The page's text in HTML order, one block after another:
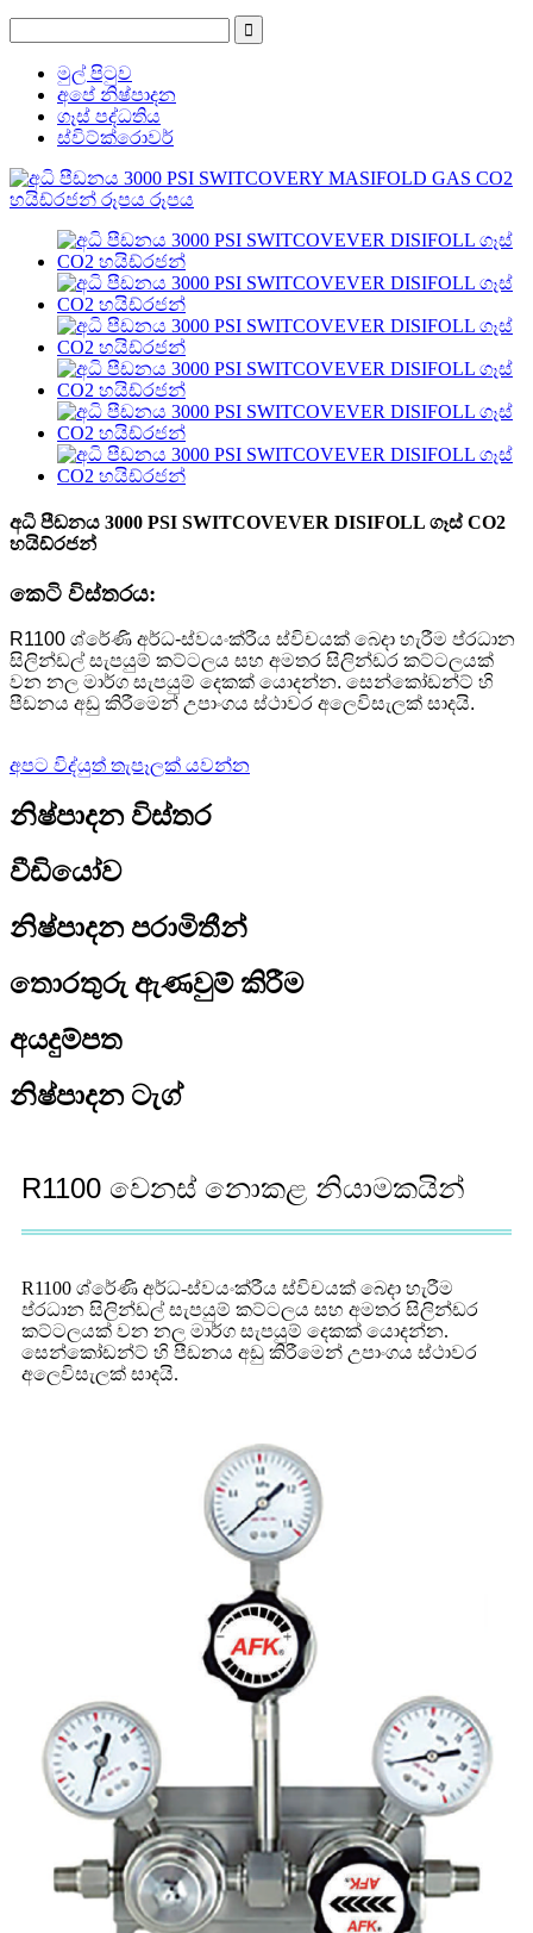
මුල් පිටුව
අපේ නිෂ්පාදන
ගෑස් පද්ධතිය
ස්විට්ක්රොවර්
අධි පීඩනය 3000 PSI SWITCOVEVER DISIFOLL ගෑස් CO2
හයිඩ්රජන්
කෙටි විස්තරය:
R1100 ශ්රේණි අර්ධ-ස්වයංක්රීය ස්විචයක් බෙදා හැරීම ප්රධාන
සිලින්ඩල් සැපයුම් කට්ටලය සහ අමතර සිලින්ඩර කට්ටලයක්
වන නල මාර්ග සැපයුම් දෙකක් යොදන්න. සෙන්කෝඩන්ට් හි
පීඩනය අඩු කිරීමෙන් උපාංගය ස්ථාවර අලෙවිසැලක් සාදයි.
අපට විද්යුත් තැපෑලක් යවන්න
නිෂ්පාදන විස්තර
වීඩියෝව
නිෂ්පාදන පරාමිතීන්
තොරතුරු ඇණවුම් කිරීම
අයදුම්පත
නිෂ්පාදන ටැග්
R1100 වෙනස් නොකළ නියාමකයින්
R1100 ශ්රේණි අර්ධ-ස්වයංක්රීය ස්විචයක් බෙදා හැරීම
ප්රධාන සිලින්ඩල් සැපයුම් කට්ටලය සහ අමතර සිලින්ඩර
කට්ටලයක් වන නල මාර්ග සැපයුම් දෙකක් යොදන්න.
සෙන්කෝඩන්ට් හි පීඩනය අඩු කිරීමෙන් උපාංගය ස්ථාවර
අලෙවිසැලක් සාදයි.